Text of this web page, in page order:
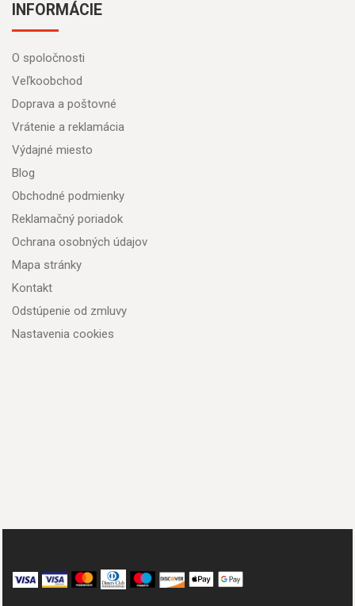
INFORMÁCIE
O spoločnosti
Veľkoobchod
Doprava a poštovné
Vrátenie a reklamácia
Výdajné miesto
Blog
Obchodné podmienky
Reklamačný poriadok
Ochrana osobných údajov
Mapa stránky
Kontakt
Odstúpenie od zmluvy
Nastavenia cookies